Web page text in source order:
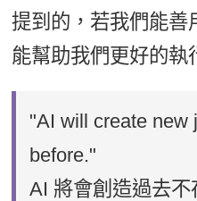
提到的，若我們能善
能幫助我們更好的執
"AI will create new
before."
AI 將會創造過去不